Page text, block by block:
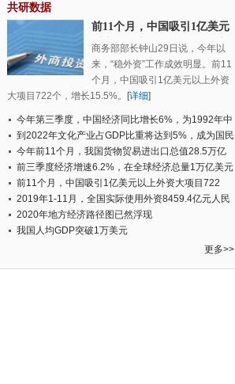
共研数据
前11个月，中国吸引1亿美元
以上外资大项目722个，增长
15.5%
商务部部长钟山29日说，今年以
来，“稳外资”工作成效明显。前11
个月，中国吸引1亿美元以上外资
大项目722个，增长15.5%。 [详细]
今年第三季度，中国经济同比增长6%，为1992年中
国有季度数据以来的新低
到2022年文化产业占GDP比重将达到5%，成为国民
经济支柱产业
今年前11个月，我国货物贸易进出口总值28.5万亿
元人民币，比去年同期增长2.4%
前三季度经济增速6.2%，在全球经济总量1万亿美元
以上的经济体中增速最快
前11个月，中国吸引1亿美元以上外资大项目722
个，增长15.5%
2019年1-11月，全国实际使用外资8459.4亿元人民
币，同比增长6.0%
2020年地方经济路径图已然浮现
我国人均GDP突破1万美元
更多>>